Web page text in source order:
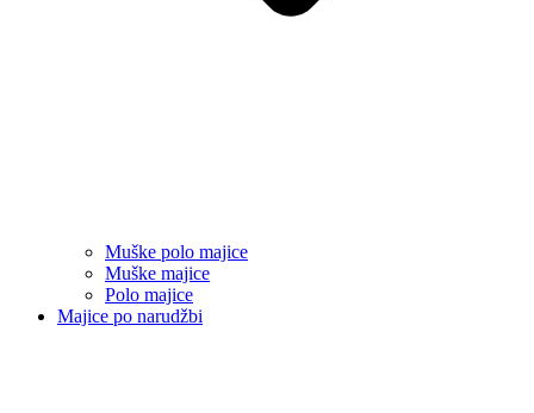
Muške polo majice
Muške majice
Polo majice
Majice po narudžbi